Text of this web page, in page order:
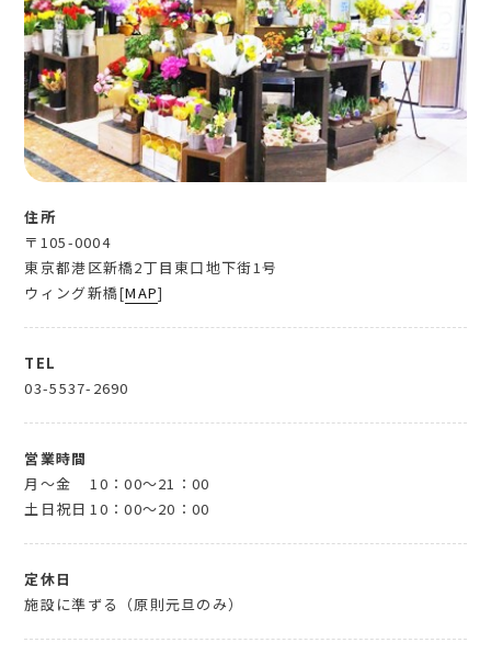
住所
〒105-0004
東京都港区新橋2丁目東口地下街1号
ウィング新橋[MAP]
TEL
03-5537-2690
営業時間
月～金
10：00～21：00
土日祝日 10：00～20：00
定休日
施設に準ずる（原則元旦のみ）